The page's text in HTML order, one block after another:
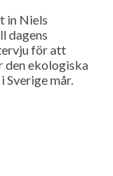
in Niels
dagens
för att
den ekologiska
Sverige mår.